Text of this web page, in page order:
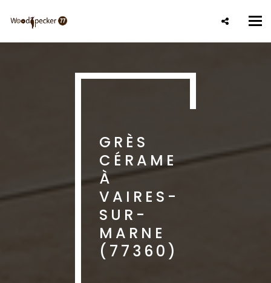
contenu
GRÈS
CÉRAME
À
VAIRES-
SUR-
MARNE
(77360)